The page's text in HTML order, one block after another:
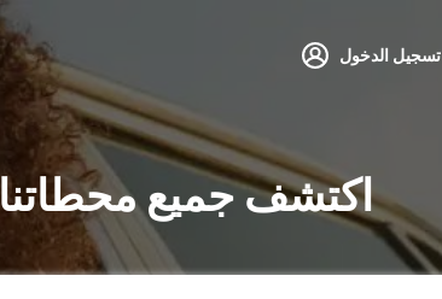
تسجيل الدخول
تأجير السيارات في Yenisehir : اكتشف جميع محطاتنا